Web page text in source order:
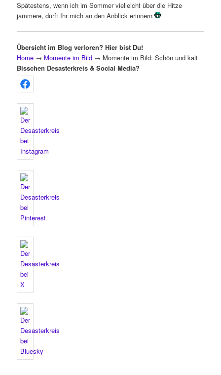
Spätestens, wenn ich im Sommer vielleicht über die Hitze
jammere, dürft Ihr mich an den Anblick erinnern
Übersicht im Blog verloren? Hier bist Du!
Home → Momente im Bild → Momente im Bild: Schön und kalt
Bisschen Desasterkreis & Social Media?